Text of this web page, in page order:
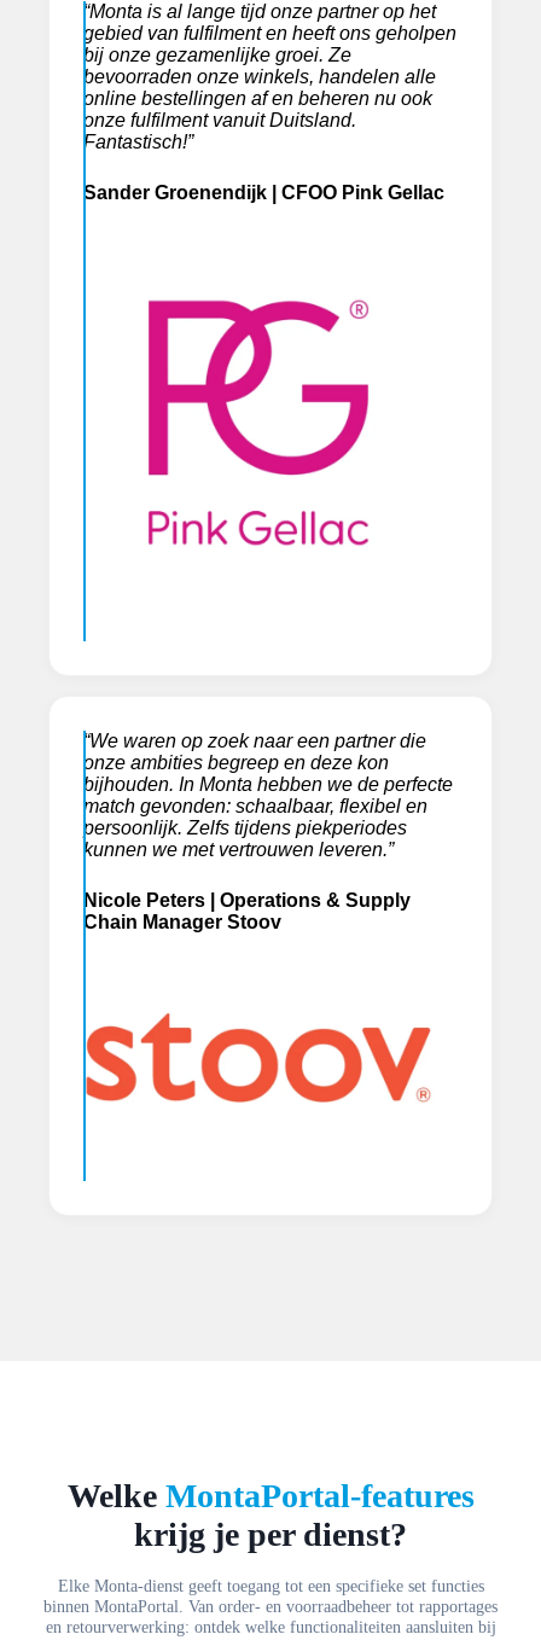
“Monta is al lange tijd onze partner op het
gebied van fulfilment en heeft ons geholpen
bij onze gezamenlijke groei. Ze
bevoorraden onze winkels, handelen alle
online bestellingen af en beheren nu ook
onze fulfilment vanuit Duitsland.
Fantastisch!”
Sander Groenendijk | CFOO Pink Gellac
“We waren op zoek naar een partner die
onze ambities begreep en deze kon
bijhouden. In Monta hebben we de perfecte
match gevonden: schaalbaar, flexibel en
persoonlijk. Zelfs tijdens piekperiodes
kunnen we met vertrouwen leveren.”
Nicole Peters | Operations & Supply
Chain Manager Stoov
Welke MontaPortal-features
krijg je per dienst?
Elke Monta-dienst geeft toegang tot een specifieke set functies
binnen MontaPortal. Van order- en voorraadbeheer tot rapportages
en retourverwerking: ontdek welke functionaliteiten aansluiten bij